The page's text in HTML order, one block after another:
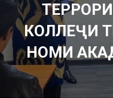
КОЛЛЕҶИ
НОМИ